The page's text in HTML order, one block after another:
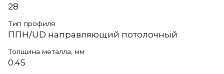
28
Тип профиля
ППН/UD направляющий потолочный
Толщина металла, мм
0.45